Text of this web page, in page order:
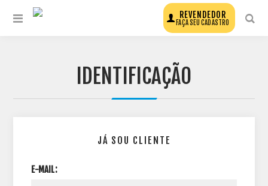
REVENDEDOR
FAÇA SEU CADASTRO
IDENTIFICAÇÃO
JÁ SOU CLIENTE
E-MAIL: